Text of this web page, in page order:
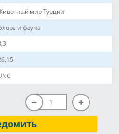
мир Турции
и фауна